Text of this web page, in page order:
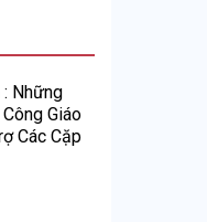
Những
Giáo
Các Cặp